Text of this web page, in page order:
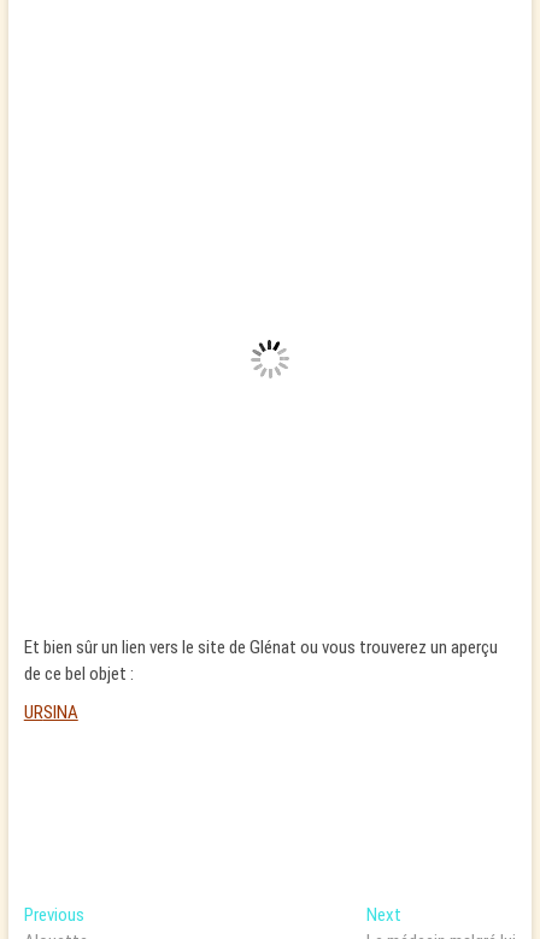
Et bien sûr un lien vers le site de Glénat ou vous trouverez un aperçu
de ce bel objet :
URSINA
Navigation
PreviousPrevious
Next